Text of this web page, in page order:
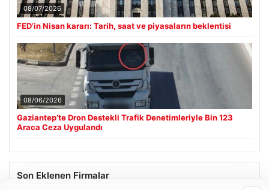
08/07/2026
FED’in Nisan kararı: Tarih, saat ve piyasaların beklentisi
08/06/2026
Gaziantep’te Dron Destekli Trafik Denetimleriyle Bin 123
Araca Ceza Uygulandı
Son Eklenen Firmalar